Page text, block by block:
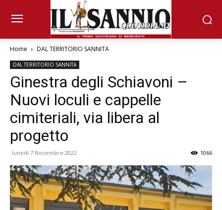
Home DAL TERRITORIO SANNITA
DAL TERRITORIO SANNITA
Ginestra degli Schiavoni –
Nuovi loculi e cappelle
cimiteriali, via libera al
progetto
lunedì 7 Novembre 2022 1066